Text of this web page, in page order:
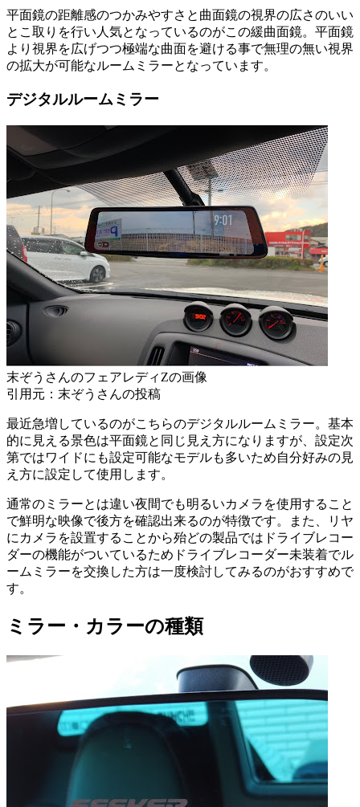
平面鏡の距離感のつかみやすさと曲面鏡の視界の広さのいい
とこ取りを行い人気となっているのがこの緩曲面鏡。平面鏡
より視界を広げつつ極端な曲面を避ける事で無理の無い視界
の拡大が可能なルームミラーとなっています。
デジタルルームミラー
末ぞうさんのフェアレディZの画像
引用元：末ぞうさんの投稿
最近急増しているのがこちらのデジタルルームミラー。基本
的に見える景色は平面鏡と同じ見え方になりますが、設定次
第ではワイドにも設定可能なモデルも多いため自分好みの見
え方に設定して使用します。
通常のミラーとは違い夜間でも明るいカメラを使用すること
で鮮明な映像で後方を確認出来るのが特徴です。また、リヤ
にカメラを設置することから殆どの製品ではドライブレコー
ダーの機能がついているためドライブレコーダー未装着でル
ームミラーを交換した方は一度検討してみるのがおすすめで
す。
ミラー・カラーの種類